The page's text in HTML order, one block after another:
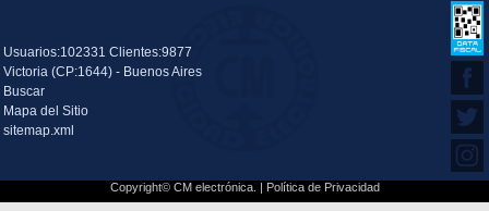
Usuarios:102331 Clientes:9877
Victoria (CP:1644) - Buenos Aires
Buscar
Mapa del Sitio
sitemap.xml
Copyright© CM electrónica. | Política de Privacidad